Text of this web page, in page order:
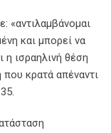
«αντιλαμβάνομαι
και μπορεί να
η ισραηλινή θέση
κρατά απέναντι